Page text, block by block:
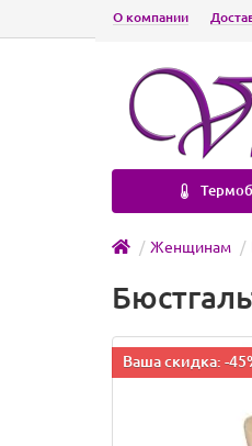
О компании
Женщинам
Ваша скидка: -